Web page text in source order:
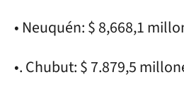
• Neuquén: $ 8,668,1
•. Chubut: $ 7.879,5